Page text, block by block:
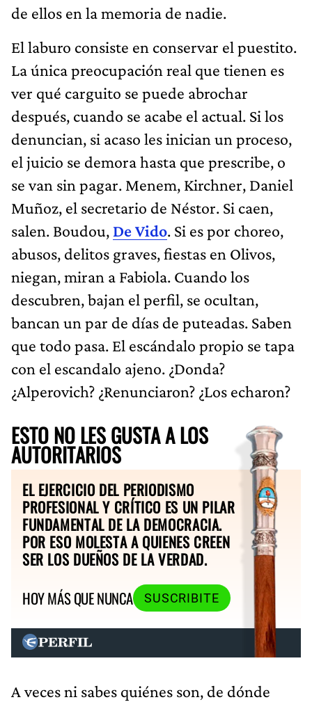
de ellos en la memoria de nadie.
El laburo consiste en conservar el puestito.
La única preocupación real que tienen es
ver qué carguito se puede abrochar
después, cuando se acabe el actual. Si los
denuncian, si acaso les inician un proceso,
el juicio se demora hasta que prescribe, o
se van sin pagar. Menem, Kirchner, Daniel
Muñoz, el secretario de Néstor. Si caen,
salen. Boudou, De Vido. Si es por choreo,
abusos, delitos graves, fiestas en Olivos,
niegan, miran a Fabiola. Cuando los
descubren, bajan el perfil, se ocultan,
bancan un par de días de puteadas. Saben
que todo pasa. El escándalo propio se tapa
con el escandalo ajeno. ¿Donda?
¿Alperovich? ¿Renunciaron? ¿Los echaron?
ESTO NO LES GUSTA A LOS
AUTORITARIOS
EL EJERCICIO DEL PERIODISMO
PROFESIONAL Y CRÍTICO ES UN PILAR
FUNDAMENTAL DE LA DEMOCRACIA.
POR ESO MOLESTA A QUIENES CREEN
SER LOS DUEÑOS DE LA VERDAD.
HOY MÁS QUE NUNCA
SUSCRIBITE
A veces ni sabes quiénes son, de dónde